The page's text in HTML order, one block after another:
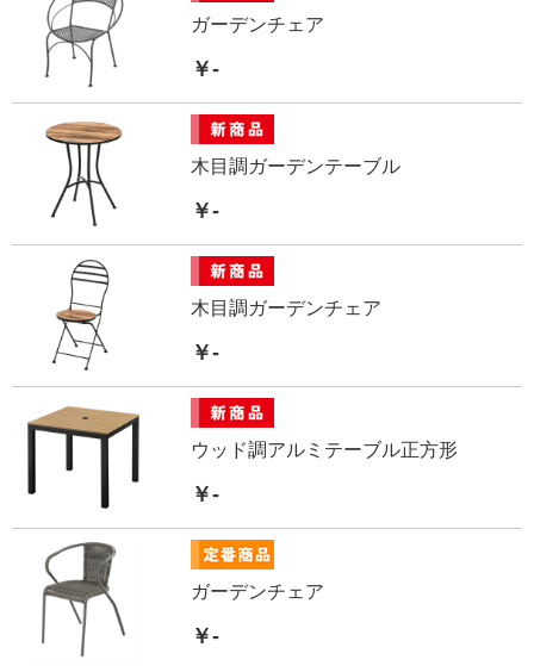
ガーデンチェア
￥-
木目調ガーデンテーブル
￥-
木目調ガーデンチェア
￥-
ウッド調アルミテーブル正方形
￥-
ガーデンチェア
￥-